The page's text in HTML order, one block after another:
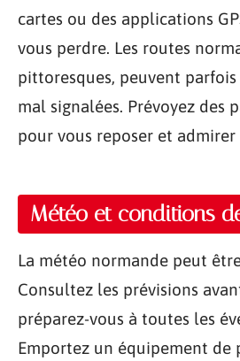
cartes ou des applications
vous perdre. Les routes
pittoresques, peuvent
mal signalées. Prévoyez des
pour vous reposer et admirer
Météo et conditions
La météo normande peut
Consultez les prévisions
préparez-vous à toutes les
Emportez un équipement de